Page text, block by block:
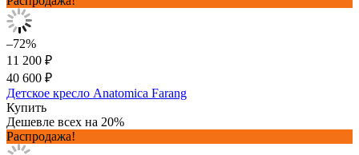
–72%
11 200 ₽
40 600 ₽
Детское кресло Anatomica Farang
Купить
Дешевле всех на 20%
Распродажа!